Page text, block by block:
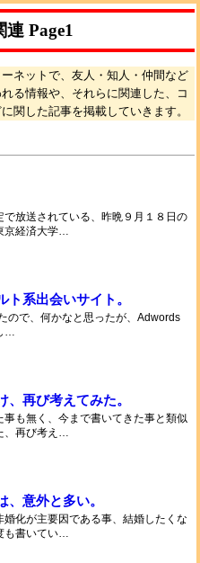
Page1
ネットで、友人・知人・仲間など
る情報や、それらに関連した、コ
関した記事を掲載していきます。
放送されている、昨晩９月１８日の
京経済大学…
系出会いサイト。
ので、何かなと思ったが、Adwords
…
再び考えてみた。
も無く、今まで書いてきた事と類似
、再び考え…
意外と多い。
化が主要因である事、結婚したくな
も書いてい…